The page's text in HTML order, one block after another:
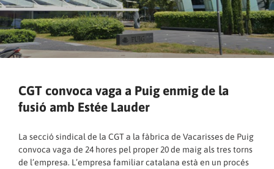
CGT convoca vaga a Puig enmig de la
fusió amb Estée Lauder
La secció sindical de la CGT a la fàbrica de Vacarisses de Puig
convoca vaga de 24 hores pel proper 20 de maig als tres torns
de l’empresa. L’empresa familiar catalana està en un procés